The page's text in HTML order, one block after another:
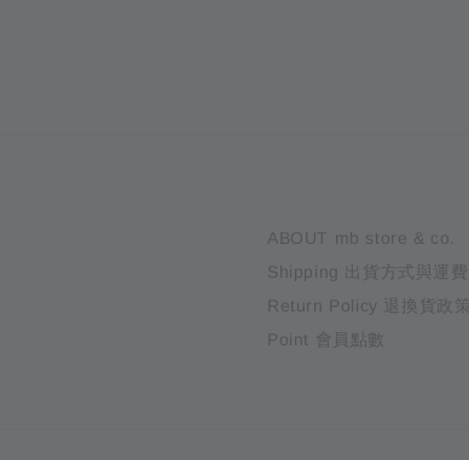
ABOUT mb store & co.
Shipping 出貨方式與運費
Return Policy 退換貨政策
Point 會員點數